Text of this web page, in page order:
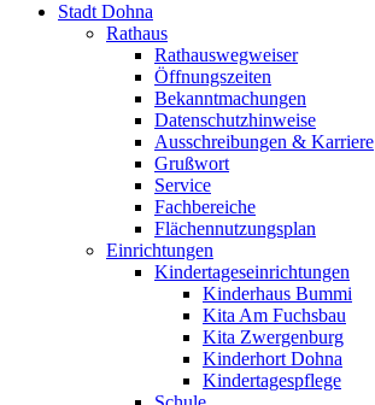
Stadt Dohna
Rathaus
Rathauswegweiser
Öffnungszeiten
Bekanntmachungen
Datenschutzhinweise
Ausschreibungen & Karriere
Grußwort
Service
Fachbereiche
Flächennutzungsplan
Einrichtungen
Kindertageseinrichtungen
Kinderhaus Bummi
Kita Am Fuchsbau
Kita Zwergenburg
Kinderhort Dohna
Kindertagespflege